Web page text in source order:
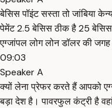
बेसिस पॉइंट सस्ता तो जांबिया
पेमेंट 2.5 बेसिस ठीक है 25 बेसिस
एग्जांपल लोग लोन डॉलर की
09:03
Speaker A
क्यों लेना प्रेफर करते हैं आपको
बड़ा देश है। पावरफुल कंट्री है